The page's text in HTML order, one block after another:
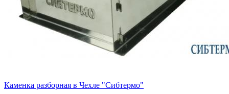
Каменка разборная в Чехле "Сибтермо"